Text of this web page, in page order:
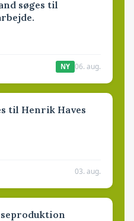
søges til
NY 06. aug.
til Henrik Haves
03. aug.